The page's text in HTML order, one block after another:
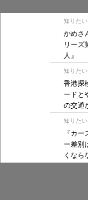
知りたい
かめさ
リーズ
人』
知りたい
香港探
ードと
の交通
知りたい
『カ
ー差別
くなら